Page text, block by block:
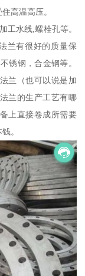
高温高压。
工水线,螺栓孔等。
兰有很好的质量保
锈钢，合金钢等。
兰（也可以说是加
兰的生产工艺有哪
上直接卷成所需要
。